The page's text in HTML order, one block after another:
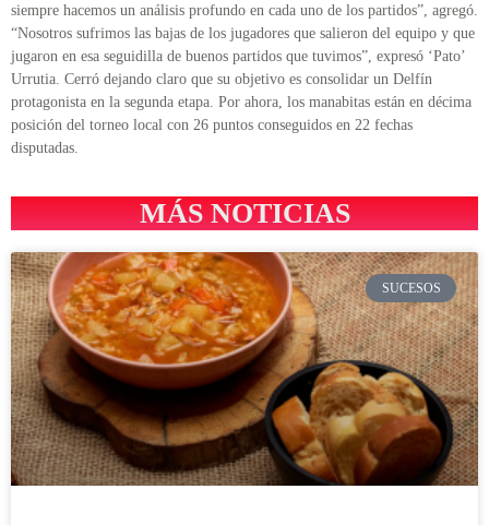
siempre hacemos un análisis profundo en cada uno de los partidos”, agregó.
“Nosotros sufrimos las bajas de los jugadores que salieron del equipo y que
jugaron en esa seguidilla de buenos partidos que tuvimos”, expresó ‘Pato’
Urrutia. Cerró dejando claro que su objetivo es consolidar un Delfín
protagonista en la segunda etapa. Por ahora, los manabitas están en décima
posición del torneo local con 26 puntos conseguidos en 22 fechas
disputadas.
MÁS NOTICIAS
SUCESOS